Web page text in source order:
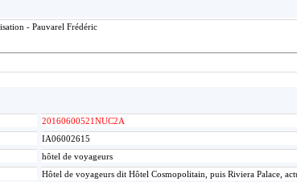
- Pauvarel Frédéric
20160600521NUC2A
IA06002615
hôtel de voyageurs
Hôtel de voyageurs dit Hôtel Cosmopolitain, puis Riviera Palace,